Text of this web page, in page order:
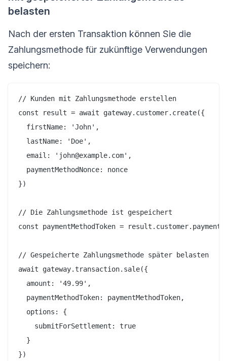
belasten
Nach der ersten Transaktion können Sie die
Zahlungsmethode für zukünftige Verwendungen
speichern:
// Kunden mit Zahlungsmethode erstellen
const result = await gateway.customer.create({
  firstName: 'John',
  lastName: 'Doe',
  email: 'john@example.com',
  paymentMethodNonce: nonce
})
// Die Zahlungsmethode ist gespeichert
const paymentMethodToken =
// Gespeicherte Zahlungsmethode später belasten
await gateway.transaction.sale({
  amount: '49.99',
  paymentMethodToken: paymentMethodToken,
  options: {
    submitForSettlement: true
  }